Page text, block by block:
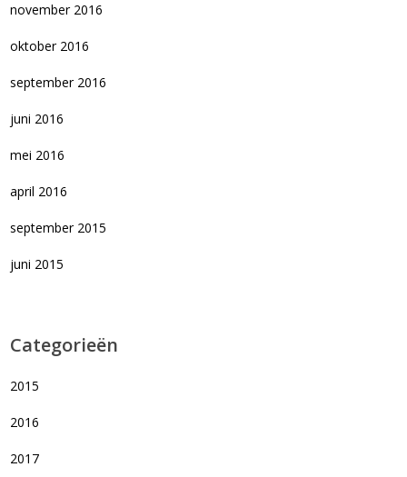
november 2016
oktober 2016
september 2016
juni 2016
mei 2016
april 2016
september 2015
juni 2015
Categorieën
2015
2016
2017